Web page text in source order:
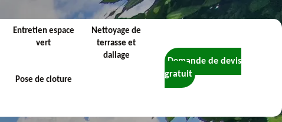
Entretien espace
vert
Nettoyage de
terrasse et
dallage
Pose de cloture
Demande de devis
gratuit